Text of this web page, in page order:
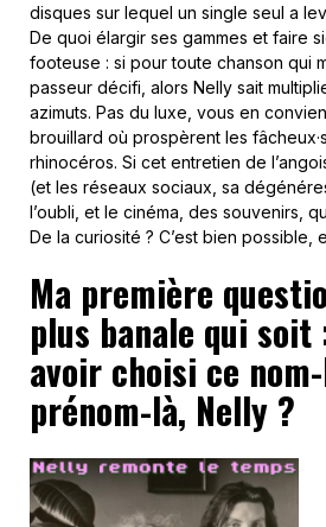
disques sur lequel un single seul a
De quoi élargir ses gammes et faire
footeuse : si pour toute chanson qui
passeur décifi, alors Nelly sait
azimuts. Pas du luxe, vous en
brouillard où prospèrent les
rhinocéros. Si cet entretien de
(et les réseaux sociaux, sa
l’oubli, et le cinéma, des souvenirs,
De la curiosité ? C’est bien possible,
Ma première
plus banale qui soit
avoir choisi ce
prénom-là, Nelly ?